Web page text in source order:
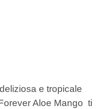
e tropicale
Aloe Mango ti